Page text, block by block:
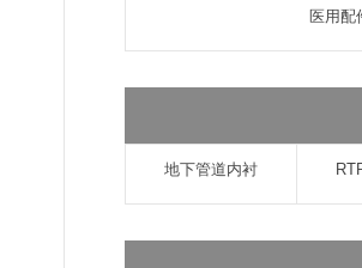
医用配
地下管道内衬